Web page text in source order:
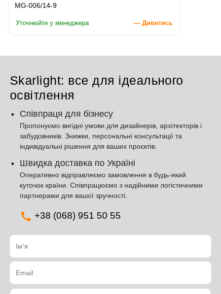
MG-006/14-9
Уточнюйте у менеджера — Дивитись
Skarlight: все для ідеального
освітлення
Співпраця для бізнесу
Пропонуємо вигідні умови для дизайнерів, архітекторів і
забудовників. Знижки, персональні консультації та
індивідуальні рішення для ваших проєктів.
Швидка доставка по Україні
Оперативно відправляємо замовлення в будь-який
куточок країни. Співпрацюємо з надійними логістичними
партнерами для вашої зручності.
+38 (068) 951 50 55